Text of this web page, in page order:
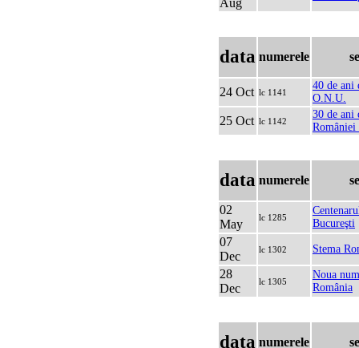
Aug
data numerele
24 Oct lc 1141
40 de ani
O.N.U.
25 Oct lc 1142
30 de ani
data numerele
02
May
lc 1285
Bucureşti
07
Dec
lc 1302 Stema
28
Dec
lc 1305
Noua
România
data numerele